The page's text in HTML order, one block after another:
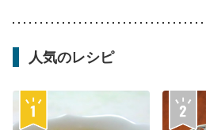
人気のレシピ